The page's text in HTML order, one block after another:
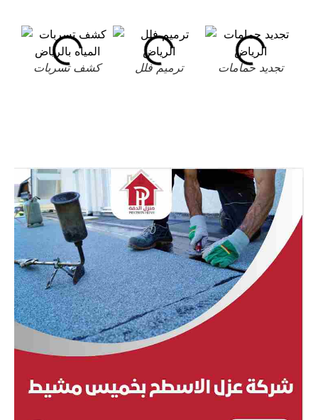
كشف تسربات ترميم فلل تجديد حمامات